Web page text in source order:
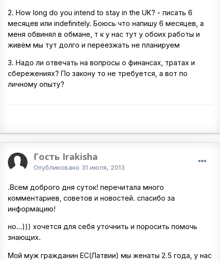
2. How long do you intend to stay in the UK? - писать 6
месяцев или indefinitely. Боюсь что напишу 6 месяцев, а
меня обвинял в обмане, т к у нас тут у обоих работы и
живём мы тут долго и переезжать не планируем
3. Надо ли отвечать на вопросы о финансах, тратах и
сбережениях? По закону то не требуется, а вот по
личному опыту?
Гость Irakisha
Опубликовано 31 июля, 2013
.Всем доброго дня суток! перечитала много
комментариев, советов и новостей. спасибо за
информацию!
но...))) хочется для себя уточнить и поросить помочь
знающих.
Мой муж гражданин ЕС(Латвии) мы женаты 2.5 года, у нас